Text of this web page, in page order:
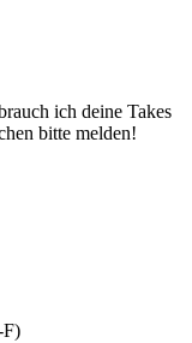
ich deine Takes
bitte melden!
F)